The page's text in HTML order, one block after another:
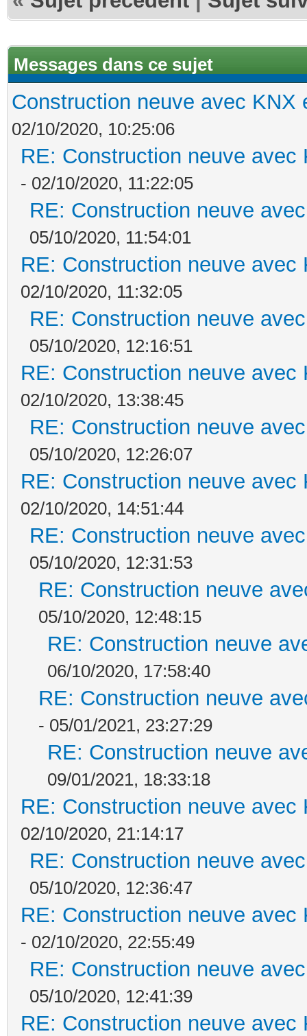
Messages dans ce sujet
Construction neuve avec KNX
02/10/2020, 10:25:06
RE: Construction neuve avec
- 02/10/2020, 11:22:05
RE: Construction neuve
05/10/2020, 11:54:01
RE: Construction neuve avec
02/10/2020, 11:32:05
RE: Construction neuve
05/10/2020, 12:16:51
RE: Construction neuve avec
02/10/2020, 13:38:45
RE: Construction neuve
05/10/2020, 12:26:07
RE: Construction neuve avec
02/10/2020, 14:51:44
RE: Construction neuve
05/10/2020, 12:31:53
RE: Construction neuve
05/10/2020, 12:48:15
RE: Construction neuve
06/10/2020, 17:58:40
RE: Construction neuve
- 05/01/2021, 23:27:29
RE: Construction neuve
09/01/2021, 18:33:18
RE: Construction neuve avec
02/10/2020, 21:14:17
RE: Construction neuve
05/10/2020, 12:36:47
RE: Construction neuve avec
- 02/10/2020, 22:55:49
RE: Construction neuve
05/10/2020, 12:41:39
RE: Construction neuve avec